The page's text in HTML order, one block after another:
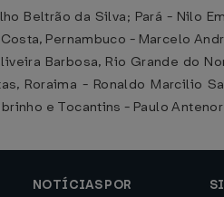
Beltrão da Silva; Pará - Nilo
Pernambuco - Marcelo
Barbosa, Rio Grande do
Roraima - Ronaldo Marcilio
e Tocantins - Paulo
NOTÍCIAS POR